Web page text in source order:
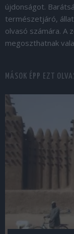
újdonságot.
természetjáró,
olvasó számára. A
megoszthatnak
MÁSOK ÉPP EZT